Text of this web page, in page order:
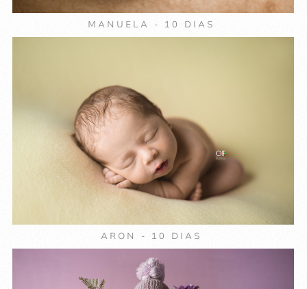
MANUELA - 10 DIAS
ARON - 10 DIAS